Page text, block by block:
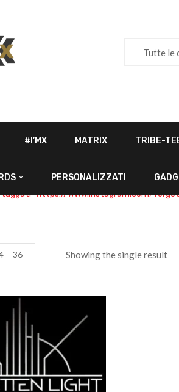
Tutte le
#I’MX MATRIX TRIBE-
PERSONALIZZATI
“https://www.instagram.com/
Showing the single result
36